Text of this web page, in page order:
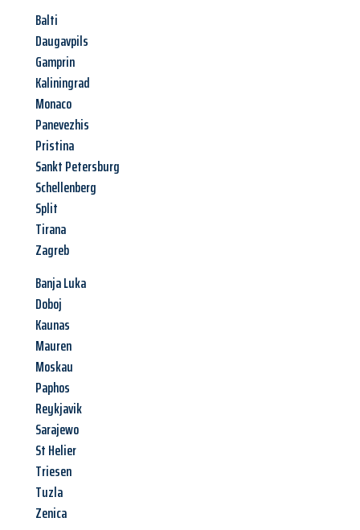
Balti
Daugavpils
Gamprin
Kaliningrad
Monaco
Panevezhis
Pristina
Sankt Petersburg
Schellenberg
Split
Tirana
Zagreb
Banja Luka
Doboj
Kaunas
Mauren
Moskau
Paphos
Reykjavik
Sarajewo
St Helier
Triesen
Tuzla
Zenica